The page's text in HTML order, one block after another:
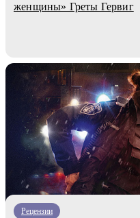
женщины» Греты Гервиг
Рецензии